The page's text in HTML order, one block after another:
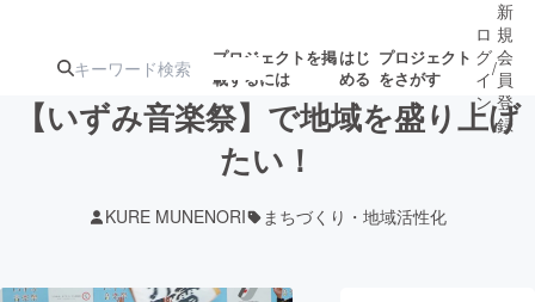
プロジェクトを掲
載するには
はじ
める
プロジェクト
をさがす
ターン
ジェクト
募集終了が近いプ
ロジェクト
されます
ロ
グ
イ
ン
/
新
規
会
員
登
録
【いずみ音楽祭】で地域を盛り上げ
たい！
KURE MUNENORI まちづくり・地域活性化